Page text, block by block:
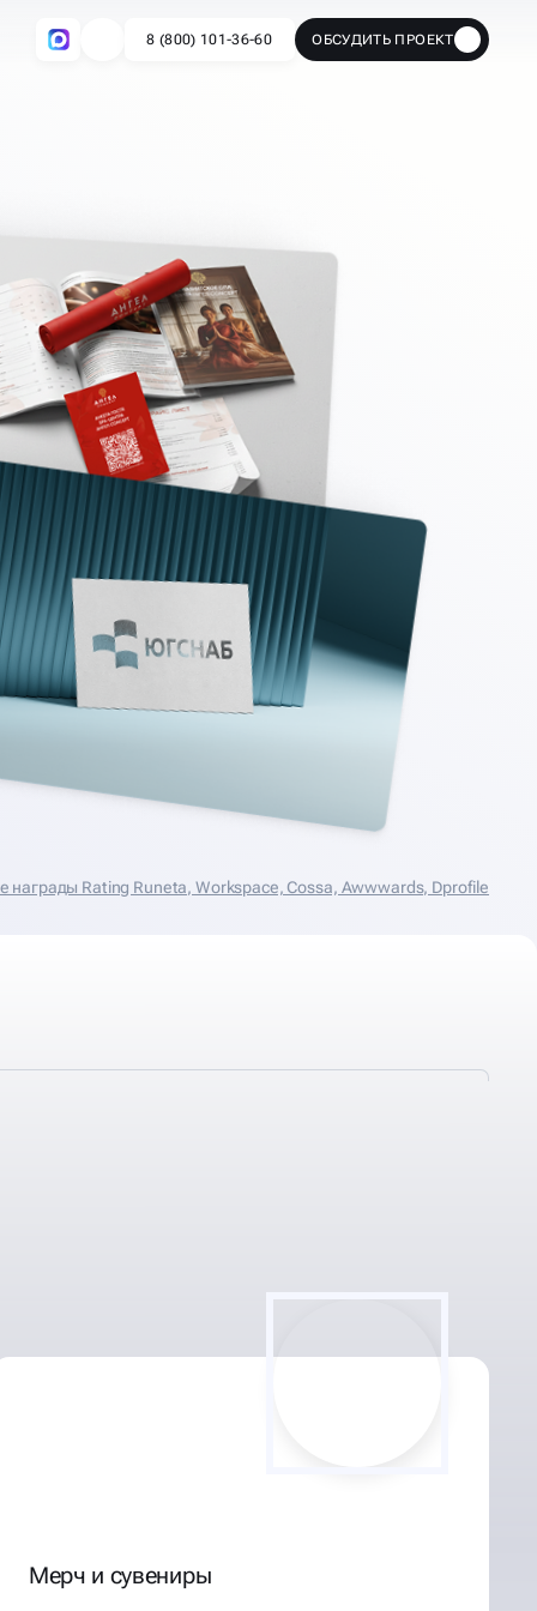
8 (800) 101-36-60 ОБСУДИТЬ ПРОЕКТ
награды Rating Runeta, Workspace, Cossa, Аwwwards, Dprofile
Мерч и сувениры